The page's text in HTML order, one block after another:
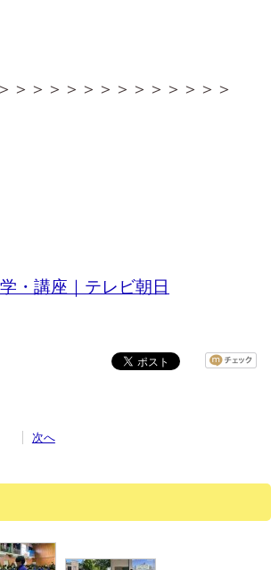
＞＞＞＞＞＞＞＞＞＞＞＞＞
・講座｜テレビ朝日
次へ